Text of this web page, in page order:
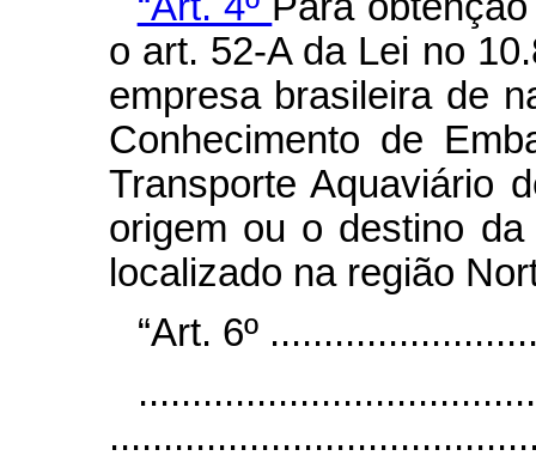
o art. 52-A da Lei no
empresa brasileira de
Conhecimento de
Transporte Aquaviário
origem ou o destino
localizado na região
“Art. 6º
.....................................